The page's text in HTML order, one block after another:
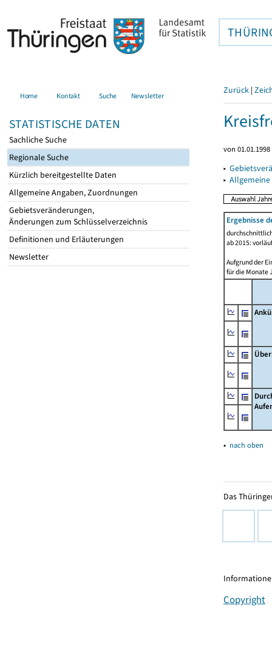
Home Kontakt Suche Newsletter
STATISTISCHE DATEN
Sachliche Suche
Regionale Suche
Kürzlich bereitgestellte Daten
Allgemeine Angaben, Zuordnungen
Gebietsveränderungen,
Änderungen zum Schlüsselverzeichnis
Definitionen und Erläuterungen
Newsletter
Zurück |
von
▸
▸
Ergebnisse
ab 2015:
Aufgrund der
für die Monate
▴ nach oben
Das
Copyright